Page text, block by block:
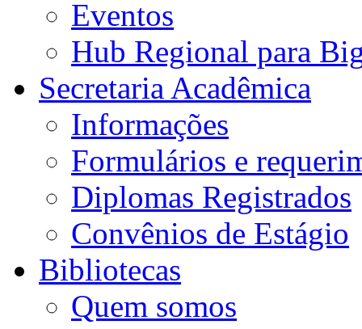
Eventos
Hub Regional para
Secretaria Acadêmica
Informações
Formulários e
Diplomas Registrados
Convênios de Estágio
Bibliotecas
Quem somos